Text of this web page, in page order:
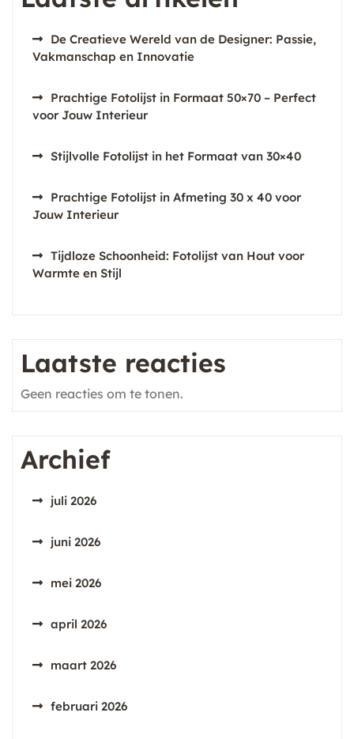
De Creatieve Wereld van de Designer: Passie,
Vakmanschap en Innovatie
Prachtige Fotolijst in Formaat 50×70 – Perfect
voor Jouw Interieur
Stijlvolle Fotolijst in het Formaat van 30×40
Prachtige Fotolijst in Afmeting 30 x 40 voor
Jouw Interieur
Tijdloze Schoonheid: Fotolijst van Hout voor
Warmte en Stijl
Laatste reacties
Geen reacties om te tonen.
Archief
juli 2026
juni 2026
mei 2026
april 2026
maart 2026
februari 2026